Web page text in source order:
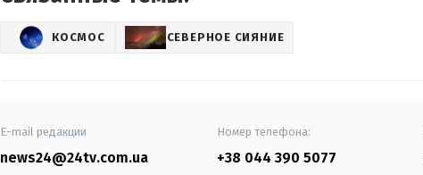
КОСМОС СЕВЕРНОЕ СИЯНИЕ
E-mail редакции
news24@24tv.com.ua
Номер телефона:
+38 044 390 5077